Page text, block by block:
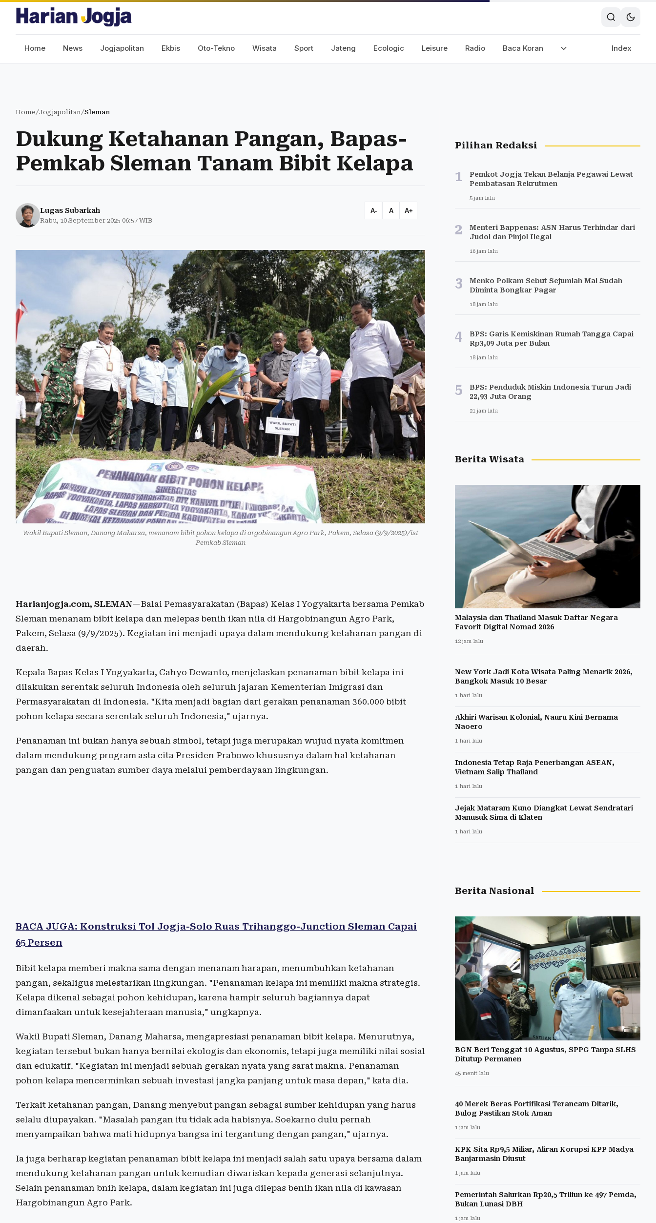
Home News Jogjapolitan Ekbis Oto-Tekno Wisata Sport Jateng Ecologic Leisure Radio Baca Koran Index
Home/Jogjapolitan/Sleman
Dukung Ketahanan Pangan, Bapas-
Pemkab Sleman Tanam Bibit Kelapa
Lugas Subarkah
Rabu, 10 September 2025 06:57 WIB
A- A A+
Wakil Bupati Sleman, Danang Maharsa, menanam bibit pohon kelapa di argobinangun Agro Park, Pakem, Selasa (9/9/2025)/ist
Pemkab Sleman
Harianjogja.com, SLEMAN—Balai Pemasyarakatan (Bapas) Kelas I Yogyakarta bersama Pemkab
Sleman menanam bibit kelapa dan melepas benih ikan nila di Hargobinangun Agro Park,
Pakem, Selasa (9/9/2025). Kegiatan ini menjadi upaya dalam mendukung ketahanan pangan di
daerah.
Kepala Bapas Kelas I Yogyakarta, Cahyo Dewanto, menjelaskan penanaman bibit kelapa ini
dilakukan serentak seluruh Indonesia oleh seluruh jajaran Kementerian Imigrasi dan
Permasyarakatan di Indonesia. "Kita menjadi bagian dari gerakan penanaman 360.000 bibit
pohon kelapa secara serentak seluruh Indonesia," ujarnya.
Penanaman ini bukan hanya sebuah simbol, tetapi juga merupakan wujud nyata komitmen
dalam mendukung program asta cita Presiden Prabowo khususnya dalam hal ketahanan
pangan dan penguatan sumber daya melalui pemberdayaan lingkungan.
BACA JUGA: Konstruksi Tol Jogja-Solo Ruas Trihanggo-Junction Sleman Capai
65 Persen
Bibit kelapa memberi makna sama dengan menanam harapan, menumbuhkan ketahanan
pangan, sekaligus melestarikan lingkungan. "Penanaman kelapa ini memiliki makna strategis.
Kelapa dikenal sebagai pohon kehidupan, karena hampir seluruh bagiannya dapat
dimanfaakan untuk kesejahteraan manusia," ungkapnya.
Wakil Bupati Sleman, Danang Maharsa, mengapresiasi penanaman bibit kelapa. Menurutnya,
kegiatan tersebut bukan hanya bernilai ekologis dan ekonomis, tetapi juga memiliki nilai sosial
dan edukatif. "Kegiatan ini menjadi sebuah gerakan nyata yang sarat makna. Penanaman
pohon kelapa mencerminkan sebuah investasi jangka panjang untuk masa depan," kata dia.
Terkait ketahanan pangan, Danang menyebut pangan sebagai sumber kehidupan yang harus
selalu diupayakan. "Masalah pangan itu tidak ada habisnya. Soekarno dulu pernah
menyampaikan bahwa mati hidupnya bangsa ini tergantung dengan pangan," ujarnya.
Ia juga berharap kegiatan penanaman bibit kelapa ini menjadi salah satu upaya bersama dalam
mendukung ketahanan pangan untuk kemudian diwariskan kepada generasi selanjutnya.
Selain penanaman bnih kelapa, dalam kegiatan ini juga dilepas benih ikan nila di kawasan
Hargobinangun Agro Park.
Pilihan Redaksi
1
Pemkot Jogja Tekan Belanja Pegawai Lewat
Pembatasan Rekrutmen
5 jam lalu
2
Menteri Bappenas: ASN Harus Terhindar dari
Judol dan Pinjol Ilegal
16 jam lalu
3
Menko Polkam Sebut Sejumlah Mal Sudah
Diminta Bongkar Pagar
18 jam lalu
4
BPS: Garis Kemiskinan Rumah Tangga Capai
Rp3,09 Juta per Bulan
18 jam lalu
5
BPS: Penduduk Miskin Indonesia Turun Jadi
22,93 Juta Orang
21 jam lalu
Berita Wisata
Malaysia dan Thailand Masuk Daftar Negara
Favorit Digital Nomad 2026
12 jam lalu
New York Jadi Kota Wisata Paling Menarik 2026,
Bangkok Masuk 10 Besar
1 hari lalu
Akhiri Warisan Kolonial, Nauru Kini Bernama
Naoero
1 hari lalu
Indonesia Tetap Raja Penerbangan ASEAN,
Vietnam Salip Thailand
1 hari lalu
Jejak Mataram Kuno Diangkat Lewat Sendratari
Manusuk Sima di Klaten
1 hari lalu
Berita Nasional
BGN Beri Tenggat 10 Agustus, SPPG Tanpa SLHS
Ditutup Permanen
45 menit lalu
40 Merek Beras Fortifikasi Terancam Ditarik,
Bulog Pastikan Stok Aman
1 jam lalu
KPK Sita Rp9,5 Miliar, Aliran Korupsi KPP Madya
Banjarmasin Diusut
1 jam lalu
Pemerintah Salurkan Rp20,5 Triliun ke 497 Pemda,
Bukan Lunasi DBH
1 jam lalu